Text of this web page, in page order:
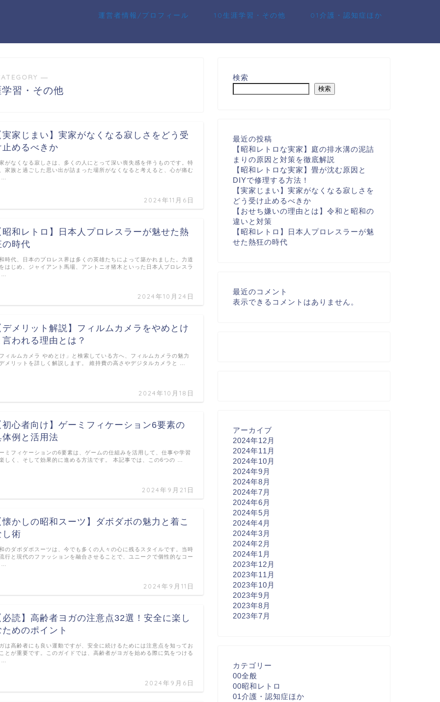
運営者情報/プロフィール 10生涯学習・その他 01介護・認知症ほか
―
習・その他
実家じまい】実家がなくなる寂しさをどう受
止めるべきか
2024年11月6日
がなくなる寂しさは、多くの人にとって深い喪失感を伴うものです。特
家族と過ごした思い出が詰まった場所がなくなると考えると、心が痛む
昭和レトロ】日本人プロレスラーが魅せた熱
の時代
2024年10月24日
時代、日本のプロレス界は多くの英雄たちによって築かれました。力道
はじめ、ジャイアント馬場、アントニオ猪木といった日本人プロレスラ
デメリット解説】フィルムカメラをやめとけ
言われる理由とは？
2024年10月18日
ィルムカメラ やめとけ」と検索している方へ、フィルムカメラの魅力
メリットを詳しく解説します。 維持費の高さやデジタルカメラと …
初心者向け】ゲーミフィケーション6要素の
体例と活用法
2024年9月21日
ミフィケーションの6要素は、ゲームの仕組みを活用して、仕事や学習
しく、そして効果的に進める方法です。 本記事では、この6つの …
懐かしの昭和スーツ】ダボダボの魅力と着こ
し術
2024年9月11日
のダボダボスーツは、今でも多くの人々の心に残るスタイルです。当時
行と現代のファッションを融合させることで、ユニークで個性的なコー
必読】高齢者ヨガの注意点32選！安全に楽し
ためのポイント
2024年9月6日
は高齢者にも良い運動ですが、安全に続けるためには注意点を知ってお
とが重要です。このガイドでは、高齢者がヨガを始める際に気をつける
検索
検索
最近の投稿
【昭和レトロな実家】庭の排水溝の泥詰
まりの原因と対策を徹底解説
【昭和レトロな実家】畳が沈む原因と
DIYで修理する方法！
【実家じまい】実家がなくなる寂しさを
どう受け止めるべきか
【おせち嫌いの理由とは】令和と昭和の
違いと対策
【昭和レトロ】日本人プロレスラーが魅
せた熱狂の時代
最近のコメント
表示できるコメントはありません。
アーカイブ
2024年12月
2024年11月
2024年10月
2024年9月
2024年8月
2024年7月
2024年6月
2024年5月
2024年4月
2024年3月
2024年2月
2024年1月
2023年12月
2023年11月
2023年10月
2023年9月
2023年8月
2023年7月
カテゴリー
00全般
00昭和レトロ
01介護・認知症ほか